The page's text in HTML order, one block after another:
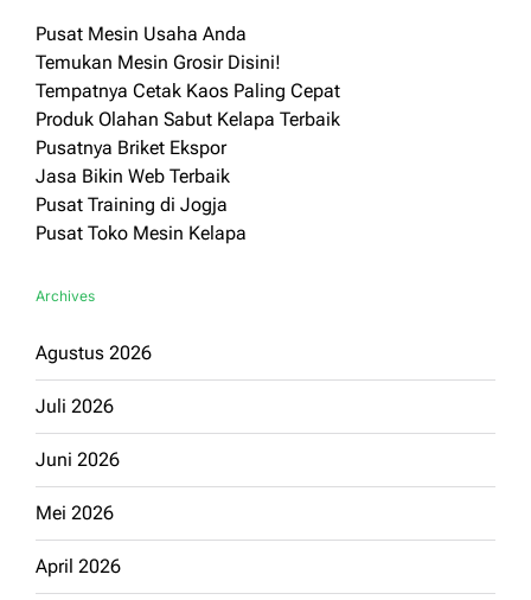
Pusat Mesin Usaha Anda
Temukan Mesin Grosir Disini!
Tempatnya Cetak Kaos Paling Cepat
Produk Olahan Sabut Kelapa Terbaik
Pusatnya Briket Ekspor
Jasa Bikin Web Terbaik
Pusat Training di Jogja
Pusat Toko Mesin Kelapa
Archives
Agustus 2026
Juli 2026
Juni 2026
Mei 2026
April 2026